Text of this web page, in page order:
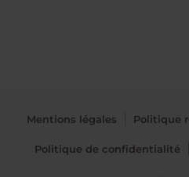
Mentions légales Politique
Politique de confidentialité